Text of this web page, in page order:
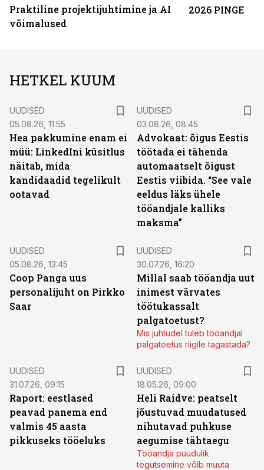
Praktiline projektijuhtimine ja AI
võimalused
2026 PINGE
HETKEL KUUM
UUDISED
05.08.26, 11:55
Hea pakkumine enam ei
müü: LinkedIni küsitlus
näitab, mida
kandidaadid tegelikult
ootavad
UUDISED
03.08.26, 08:45
Advokaat: õigus Eestis
töötada ei tähenda
automaatselt õigust
Eestis viibida. “See vale
eeldus läks ühele
tööandjale kalliks
maksma”
UUDISED
05.08.26, 13:45
Coop Panga uus
personalijuht on Pirkko
Saar
UUDISED
30.07.26, 16:20
Millal saab tööandja uut
inimest värvates
töötukassalt
palgatoetust?
Mis juhtudel tuleb tööandjal
palgatoetus riigile tagastada?
UUDISED
31.07.26, 09:15
Raport: eestlased
peavad panema end
valmis 45 aasta
pikkuseks tööeluks
UUDISED
18.05.26, 09:00
Heli Raidve: peatselt
jõustuvad muudatused
nihutavad puhkuse
aegumise tähtaegu
Tööandja puudulik
tegutsemine võib muuta